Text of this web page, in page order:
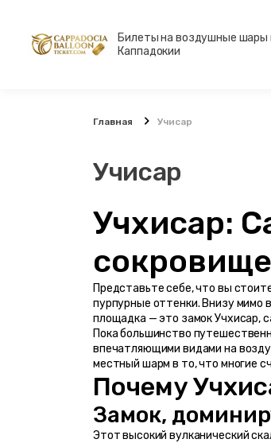
Билеты на воздушные шары
Каппадокии
Главная Учисар
Учисар
Учхисар:
сокровище
Представьте себе, что вы
пурпурные оттенки. Внизу мимо
площадка — это замок Учхисар,
Пока большинство
впечатляющими видами на
местный шарм в то, что многие
Почему
Замок,
Этот высокий вулканический